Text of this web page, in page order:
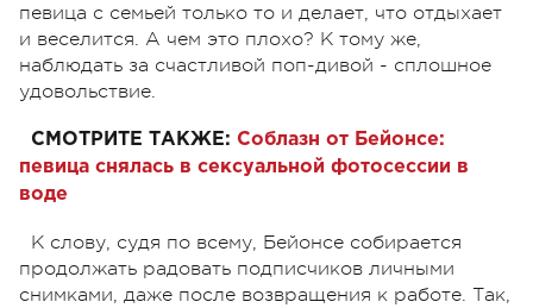
певица с семьей только то и делает, что отдыхает
и веселится. А чем это плохо? К тому же,
наблюдать за счастливой поп-дивой - сплошное
удовольствие.
СМОТРИТЕ ТАКЖЕ: Соблазн от Бейонсе:
певица снялась в сексуальной фотосессии в
воде
К слову, судя по всему, Бейонсе собирается
продолжать радовать подписчиков личными
снимками, даже после возвращения к работе. Так,